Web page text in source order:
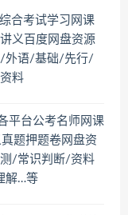
合考试学习网课
义百度网盘资源
外语/基础/先行/
料
平台公考名师网课
题押题卷网盘资
/常识判断/资料
解…等